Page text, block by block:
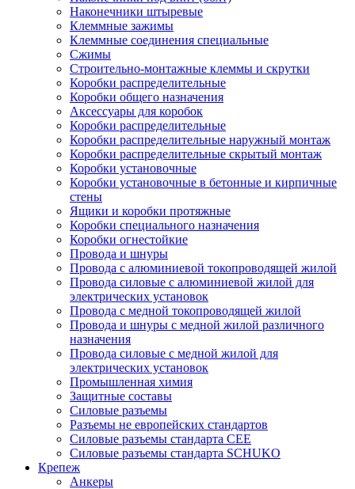
Наконечники штыревые
Клеммные зажимы
Клеммные соединения специальные
Сжимы
Строительно-монтажные клеммы и скрутки
Коробки распределительные
Коробки общего назначения
Аксессуары для коробок
Коробки распределительные
Коробки распределительные наружный монтаж
Коробки распределительные скрытый монтаж
Коробки установочные
Коробки установочные в бетонные и кирпичные
стены
Ящики и коробки протяжные
Коробки специального назначения
Коробки огнестойкие
Провода и шнуры
Провода с алюминиевой токопроводящей жилой
Провода силовые с алюминиевой жилой для
электрических установок
Провода с медной токопроводящей жилой
Провода и шнуры с медной жилой различного
назначения
Провода силовые с медной жилой для
электрических установок
Промышленная химия
Защитные составы
Силовые разъемы
Разъемы не европейских стандартов
Силовые разъемы стандарта CEE
Силовые разъемы стандарта SCHUKO
Крепеж
Анкеры